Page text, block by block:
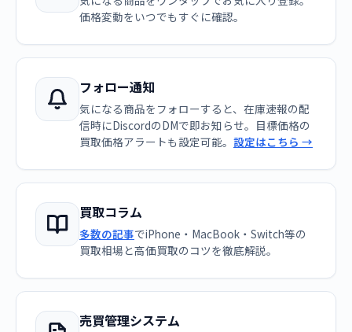
価格変動をいつでもすぐに確認。
フォロー通知
気になる商品をフォローすると、在庫速報の配
信時にDiscordのDMで即お知らせ。目標価格の
買取価格アラートも設定可能。 設定はこちら →
買取コラム
多数の記事でiPhone・MacBook・Switch等の
買取相場と高価買取のコツを徹底解説。
売買管理システム